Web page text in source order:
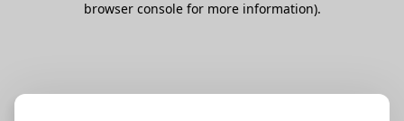
browser console for more information).